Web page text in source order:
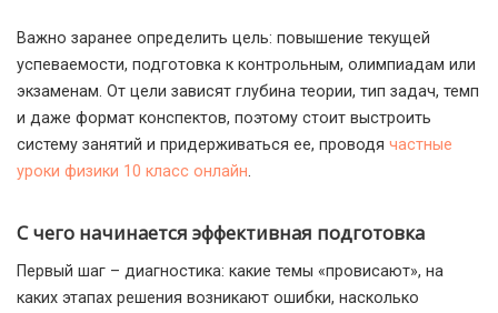
Важно заранее определить цель: повышение текущей
успеваемости, подготовка к контрольным, олимпиадам или
экзаменам. От цели зависят глубина теории, тип задач, темп
и даже формат конспектов, поэтому стоит выстроить
систему занятий и придерживаться ее, проводя частные
уроки физики 10 класс онлайн.
С чего начинается эффективная подготовка
Первый шаг – диагностика: какие темы «провисают», на
каких этапах решения возникают ошибки, насколько